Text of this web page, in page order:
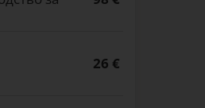
26 €